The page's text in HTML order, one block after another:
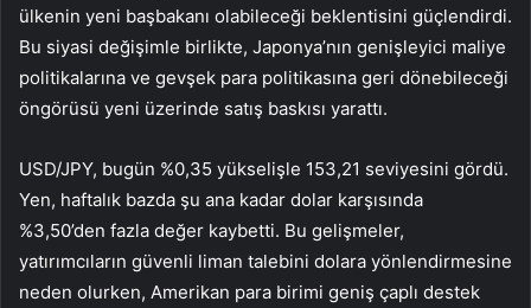
ülkenin yeni başbakanı olabileceği beklentisini güçlendirdi.
Bu siyasi değişimle birlikte, Japonya’nın genişleyici maliye
politikalarına ve gevşek para politikasına geri dönebileceği
öngörüsü yeni üzerinde satış baskısı yarattı.
USD/JPY, bugün %0,35 yükselişle 153,21 seviyesini gördü.
Yen, haftalık bazda şu ana kadar dolar karşısında
%3,50’den fazla değer kaybetti. Bu gelişmeler,
yatırımcıların güvenli liman talebini dolara yönlendirmesine
neden olurken, Amerikan para birimi geniş çaplı destek